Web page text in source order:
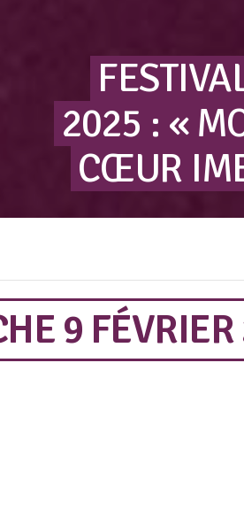
2025 : «
CŒUR
9